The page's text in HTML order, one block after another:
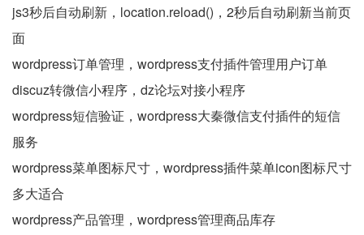
js3秒后自动刷新，location.reload()，2秒后自动刷新当前页
面
wordpress订单管理，wordpress支付插件管理用户订单
discuz转微信小程序，dz论坛对接小程序
wordpress短信验证，wordpress大秦微信支付插件的短信
服务
wordpress菜单图标尺寸，wordpress插件菜单icon图标尺寸
多大适合
wordpress产品管理，wordpress管理商品库存